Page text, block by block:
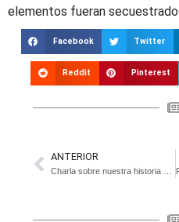
elementos fueran
Facebook Twitter
Reddit Pinterest
ANTERIOR